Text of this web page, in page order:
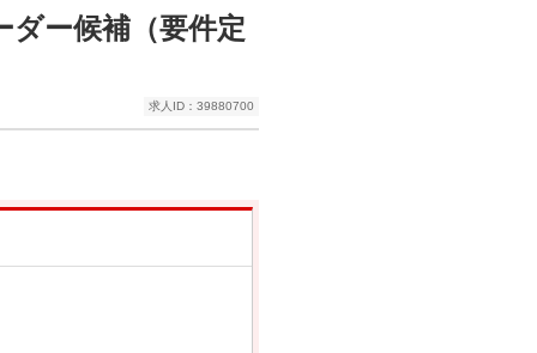
ダー候補（要件定
求人ID：39880700